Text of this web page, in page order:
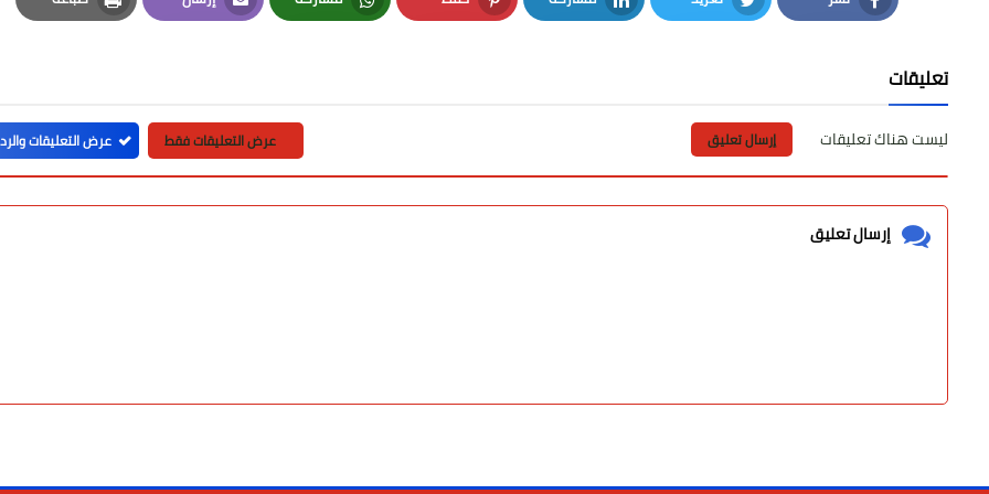
Facebook
Twitter
LinkedIn
Pinterest
Whatsapp
Email
Print
تعليقات
ليست هناك تعليقات إرسال تعليق عرض التعليقات فقط عرض التعليقات
إرسال تعليق